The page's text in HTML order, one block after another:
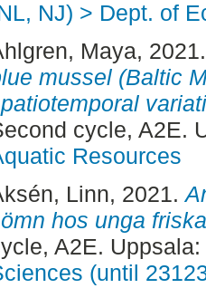
NJ) > Dept. of
Maya,
mussel (Baltic
cycle, A2E.
Resources
Linn, 2021.
hos unga
A2E. Uppsala:
(until